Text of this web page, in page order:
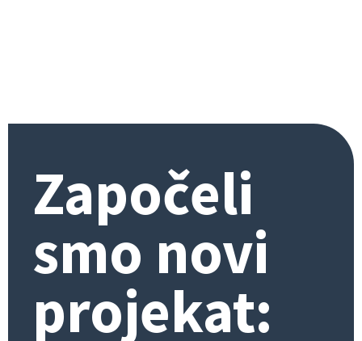
Započeli
smo novi
projekat: